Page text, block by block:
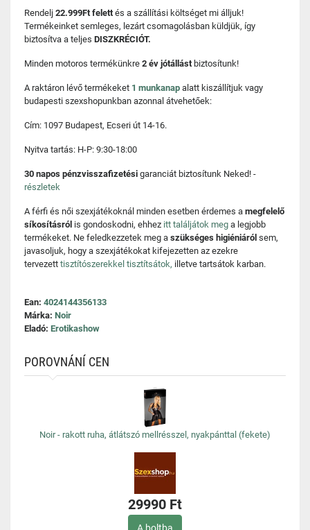
Rendelj 22.999Ft felettés a szállítási költséget mi álljuk!
Termékeinket semleges, lezárt csomagolásban küldjük, így
biztosítva a teljes DISZKRÉCIÓT.
Minden motoros termékünkre 2 év jótállást biztosítunk!
A raktáron lévő termékeket 1 munkanap alatt kiszállítjuk vagy
budapesti szexshopunkban azonnal átvehetőek:
Cím: 1097 Budapest, Ecseri út 14-16.
Nyitva tartás: H-P: 9:30-18:00
30 napos pénzvisszafizetési garanciát biztosítunk Neked! -
részletek
A férfi és női szexjátékoknál minden esetben érdemes a megfelelő
síkosításról is gondoskodni, ehhez itt találjátok meg a legjobb
termékeket. Ne feledkezzetek meg a szükséges higiéniáról sem,
javasoljuk, hogy a szexjátékokat kifejezetten az ezekre
tervezett tisztítószerekkel tisztítsátok, illetve tartsátok karban.
Ean: 4024144356133
Márka: Noir
Eladó: Erotikashow
POROVNÁNÍ CEN
Noir - rakott ruha, átlátszó mellrésszel, nyakpánttal (fekete)
29990 Ft